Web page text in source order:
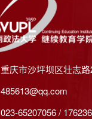
庆市沙坪坝区壮志
65207056 /